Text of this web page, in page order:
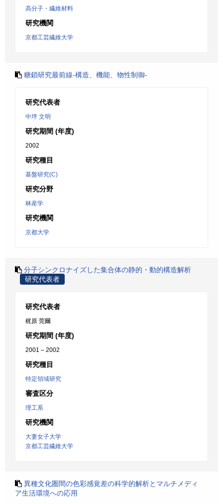
高分子・繊維材料
研究機関
京都工芸繊維大学
糖鎖研究最前線-構造、機能、物性制御-
研究代表者
中坪 文明
研究期間 (年度)
2002
研究種目
基盤研究(C)
研究分野
林産学
研究機関
京都大学
分子シンクロナイズした集合体の静的・動的構造解析
研究代表者
研究代表者
梶原 莞爾
研究期間 (年度)
2001 – 2002
研究種目
特定領域研究
審査区分
理工系
研究機関
大妻女子大学
京都工芸繊維大学
異種文化圏間の色彩感覚差の科学的解析とマルチメディ
ア生活環境への応用